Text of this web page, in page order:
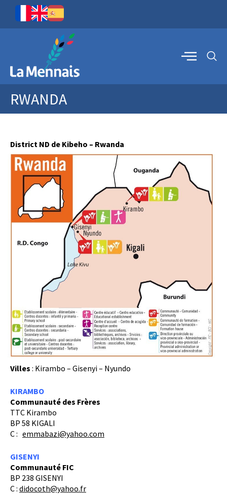
RWANDA
District ND de Kibeho – Rwanda
Villes : Kirambo – Gisenyi – Nyundo
KIRAMBO
Communauté des Frères
TTC Kirambo
BP 58 KIGALI
C : emmabazi@yahoo.com
GISENYI
Communauté FIC
BP 238 GISENYI
C : didocoth@yahoo.fr